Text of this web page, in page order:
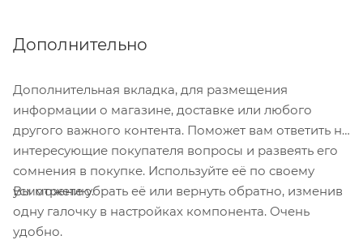
Дополнительно
Дополнительная вкладка, для размещения
информации о магазине, доставке или любого
другого важного контента. Поможет вам ответить на
интересующие покупателя вопросы и развеять его
сомнения в покупке. Используйте её по своему
усмотрению.
Вы можете убрать её или вернуть обратно, изменив
одну галочку в настройках компонента. Очень
удобно.